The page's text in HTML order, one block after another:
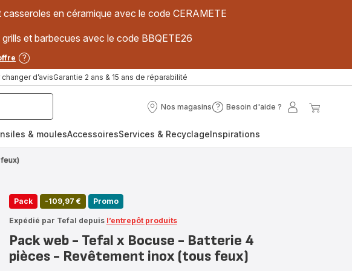
en céramique avec le code CERAMETE
et barbecues avec le code BBQETE26
d’avisGarantie 2 ans & 15 ans de réparabilité
Nos magasins
Nos
Besoin d'aide ?
Besoin
?
Mon
& moulesAccessoiresServices & RecyclageInspirations
Pack -109,97 € Promo
Expédié par Tefal depuis l’entrepôt produits
Pack web - Tefal x Bocuse - Batterie 4
pièces - Revêtement inox (tous feux)